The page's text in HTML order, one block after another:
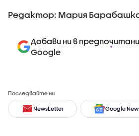
Редактор: Мария
Добави ни в
Google
Последвайте ни
NewsLetter Google